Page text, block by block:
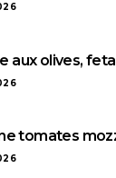
aux olives,
tomates